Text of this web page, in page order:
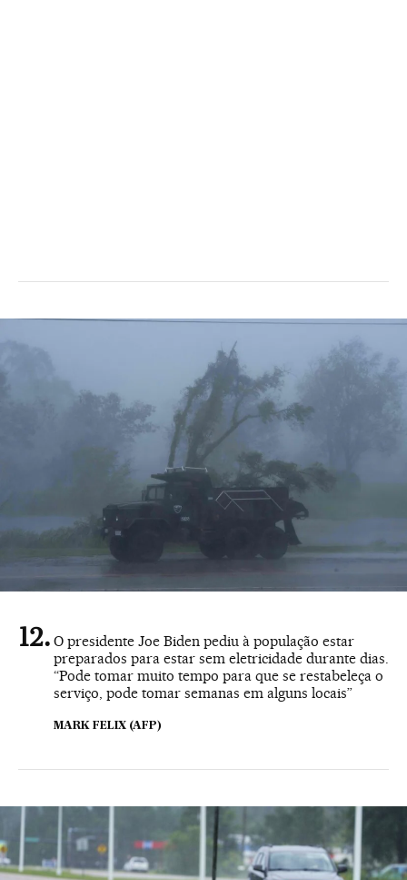
O presidente Joe Biden pediu à população estar
preparados para estar sem eletricidade durante dias.
“Pode tomar muito tempo para que se restabeleça o
serviço, pode tomar semanas em alguns locais”
MARK FELIX (AFP)